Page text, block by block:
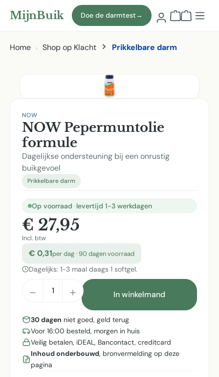
Naar hoofdinhoud
MijnBuik Doe de darmtest→
Home Shop op Klacht Prikkelbare darm
NOW
NOW Pepermuntolie
formule
Dagelijkse ondersteuning bij een onrustig
buikgevoel
Prikkelbare darm
Op voorraad · levertijd 1-3 werkdagen
€ 27,95
Incl. btw
€ 0,31per dag · 90 dagen voorraad
Dagelijks: 1-3 maal daags 1 softgel.
Producthoeveelheid: Voer de
In winkelmand
30 dagen niet goed, geld terug
Voor 16:00 besteld, morgen in huis
Veilig betalen, iDEAL, Bancontact, creditcard
Inhoud onderbouwd, bronvermelding op deze
pagina